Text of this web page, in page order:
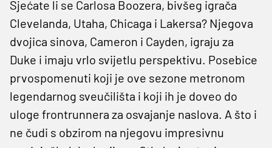
Sjećate li se Carlosa Boozera, bivšeg igrača
Clevelanda, Utaha, Chicaga i Lakersa? Njegova
dvojica sinova, Cameron i Cayden, igraju za
Duke i imaju vrlo svijetlu perspektivu. Posebice
prvospomenuti koji je ove sezone metronom
legendarnog sveučilišta i koji ih je doveo do
uloge frontrunnera za osvajanje naslova. A što i
ne čudi s obzirom na njegovu impresivnu